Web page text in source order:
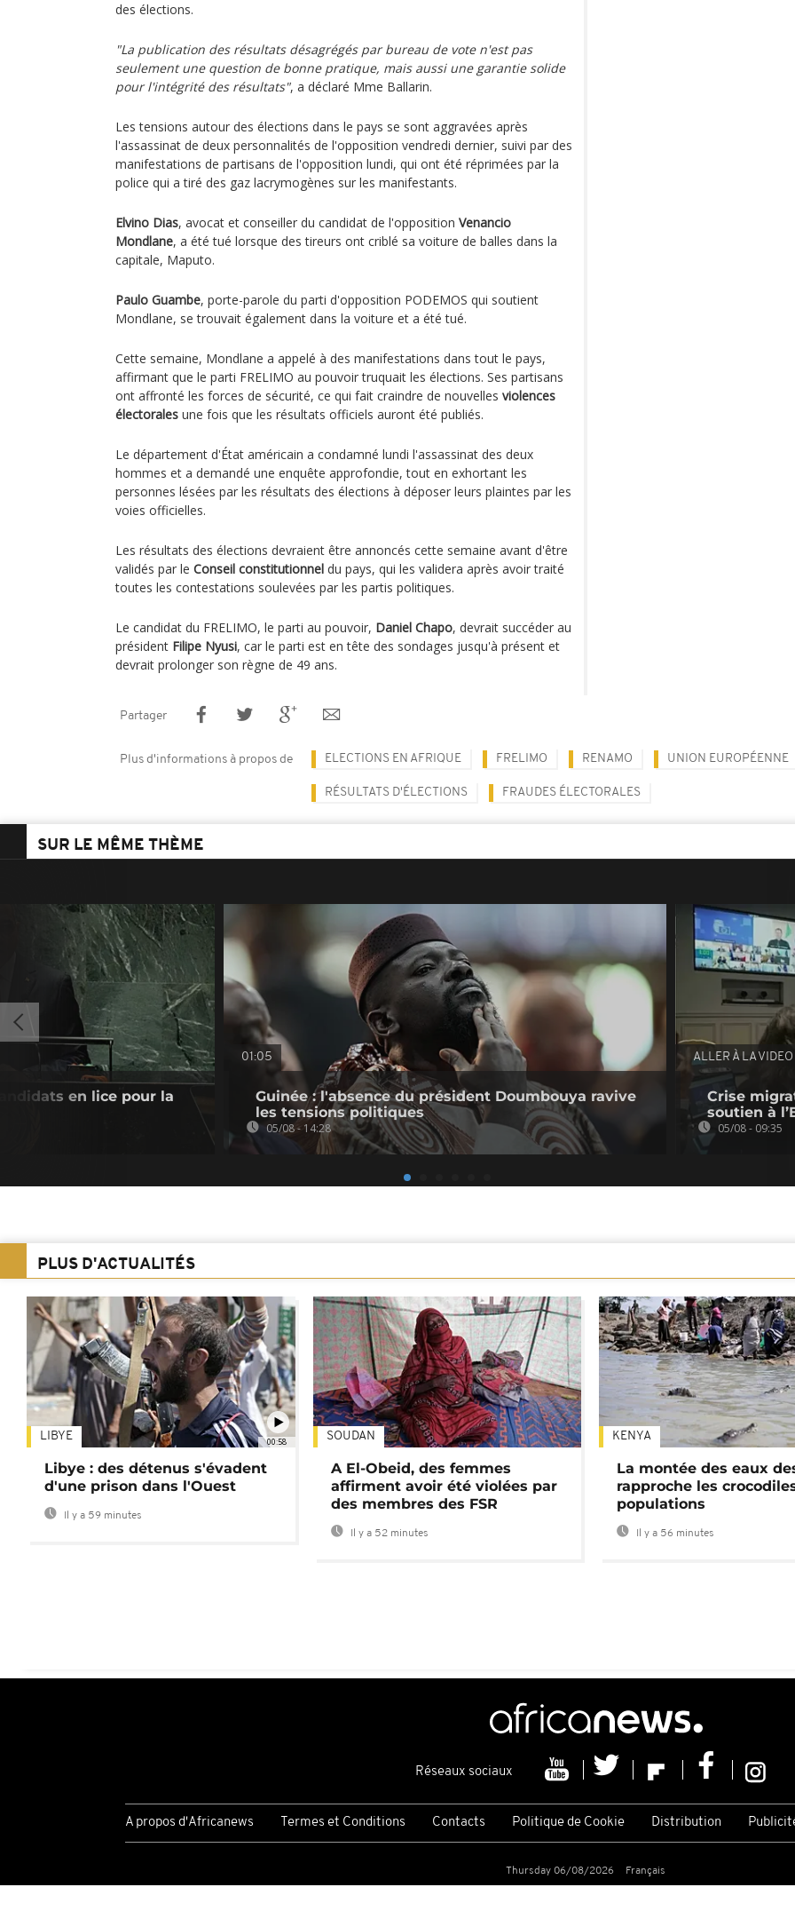
des élections.
"La publication des résultats désagrégés par bureau de vote n'est pas
seulement une question de bonne pratique, mais aussi une garantie solide
pour l'intégrité des résultats", a déclaré Mme Ballarin.
Les tensions autour des élections dans le pays se sont aggravées après
l'assassinat de deux personnalités de l'opposition vendredi dernier, suivi par des
manifestations de partisans de l'opposition lundi, qui ont été réprimées par la
police qui a tiré des gaz lacrymogènes sur les manifestants.
Elvino Dias, avocat et conseiller du candidat de l'opposition Venancio
Mondlane, a été tué lorsque des tireurs ont criblé sa voiture de balles dans la
capitale, Maputo.
Paulo Guambe, porte-parole du parti d'opposition PODEMOS qui soutient
Mondlane, se trouvait également dans la voiture et a été tué.
Cette semaine, Mondlane a appelé à des manifestations dans tout le pays,
affirmant que le parti FRELIMO au pouvoir truquait les élections. Ses partisans
ont affronté les forces de sécurité, ce qui fait craindre de nouvelles violences
électorales une fois que les résultats officiels auront été publiés.
Le département d'État américain a condamné lundi l'assassinat des deux
hommes et a demandé une enquête approfondie, tout en exhortant les
personnes lésées par les résultats des élections à déposer leurs plaintes par les
voies officielles.
Les résultats des élections devraient être annoncés cette semaine avant d'être
validés par le Conseil constitutionnel du pays, qui les validera après avoir traité
toutes les contestations soulevées par les partis politiques.
Le candidat du FRELIMO, le parti au pouvoir, Daniel Chapo, devrait succéder au
président Filipe Nyusi, car le parti est en tête des sondages jusqu'à présent et
devrait prolonger son règne de 49 ans.
Partager
Plus d'informations à propos de ELECTIONS EN AFRIQUE FRELIMO RENAMO UNION EUROPÉENNE
RÉSULTATS D'ÉLECTIONS FRAUDES ÉLECTORALES
SUR LE MÊME THÈME
en lice pour la
01:05
Guinée : l'absence du président Doumbouya ravive
les tensions politiques
05/08 - 14:28
ALLER À LA VIDEO
Crise
soutien à
05/08 - 09:35
PLUS D'ACTUALITÉS
00:58
LIBYE
Libye : des détenus s'évadent
d'une prison dans l'Ouest
Il y a 59 minutes
SOUDAN
A El-Obeid, des femmes
affirment avoir été violées par
des membres des FSR
Il y a 52 minutes
KENYA
La montée des eaux
rapproche les
populations
Il y a 56 minutes
Réseaux sociaux
A propos d'Africanews Termes et Conditions Contacts Politique de Cookie Distribution
Thursday 06/08/2026